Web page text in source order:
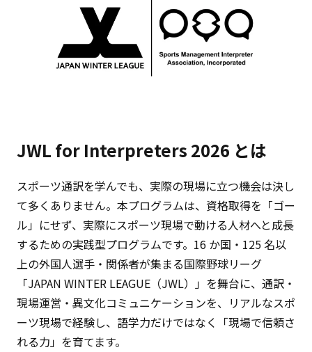
JWL for Interpreters 2026 とは
スポーツ通訳を学んでも、実際の現場に立つ機会は決し
て多くありません。本プログラムは、資格取得を「ゴー
ル」にせず、実際にスポーツ現場で動ける人材へと成長
するための実践型プログラムです。16 か国・125 名以
上の外国人選手・関係者が集まる国際野球リーグ
「JAPAN WINTER LEAGUE（JWL）」を舞台に、通訳・
現場運営・異文化コミュニケーションを、リアルなスポ
ーツ現場で経験し、語学力だけではなく「現場で信頼さ
れる力」を育てます。